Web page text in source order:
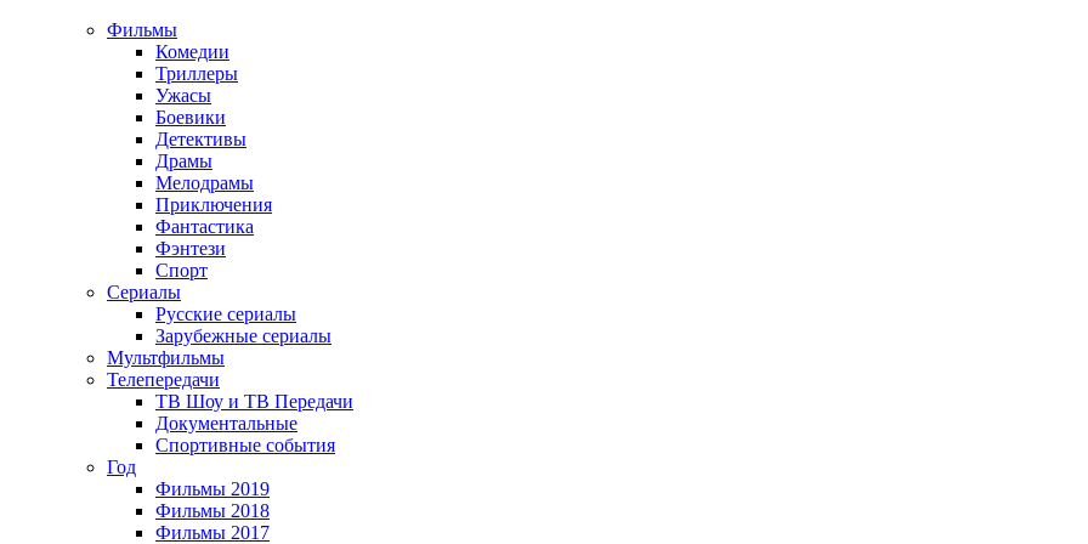
Фильмы
Комедии
Триллеры
Ужасы
Боевики
Детективы
Драмы
Мелодрамы
Приключения
Фантастика
Фэнтези
Спорт
Сериалы
Русские сериалы
Зарубежные сериалы
Мультфильмы
Телепередачи
ТВ Шоу и ТВ Передачи
Документальные
Спортивные события
Год
Фильмы 2019
Фильмы 2018
Фильмы 2017